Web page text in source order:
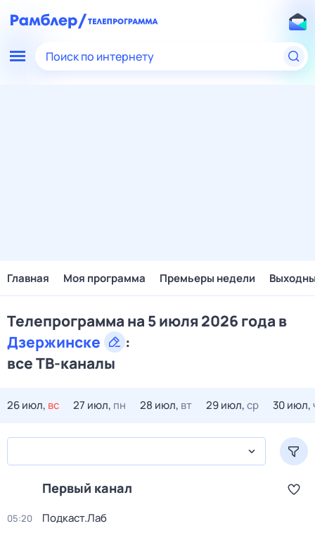
Поиск по интернету
Главная Моя программа Премьеры недели
Телепрограмма на 5 июля 2026 года в
Дзержинске
:
все ТВ-каналы
26 июл, вс 27 июл, пн 28 июл, вт 29 июл,ср 30 июл,
Первый канал
05:20 Подкаст.Лаб